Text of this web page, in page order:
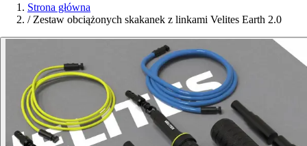
Strona główna
/ Zestaw obciążonych skakanek z linkami Velites Earth 2.0